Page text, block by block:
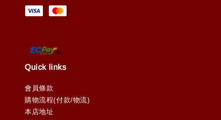
Quick links
會員條款
購物流程(付款/物流)
本店地址